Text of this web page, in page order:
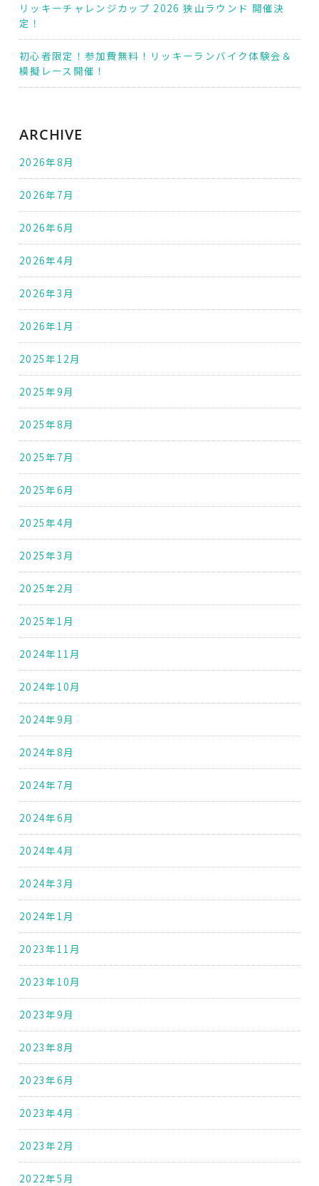
リッキーチャレンジカップ 2026 狭山ラウンド 開催決
定！
初心者限定！参加費無料！リッキーランバイク体験会＆
模擬レース開催！
ARCHIVE
2026年8月
2026年7月
2026年6月
2026年4月
2026年3月
2026年1月
2025年12月
2025年9月
2025年8月
2025年7月
2025年6月
2025年4月
2025年3月
2025年2月
2025年1月
2024年11月
2024年10月
2024年9月
2024年8月
2024年7月
2024年6月
2024年4月
2024年3月
2024年1月
2023年11月
2023年10月
2023年9月
2023年8月
2023年6月
2023年4月
2023年2月
2022年5月